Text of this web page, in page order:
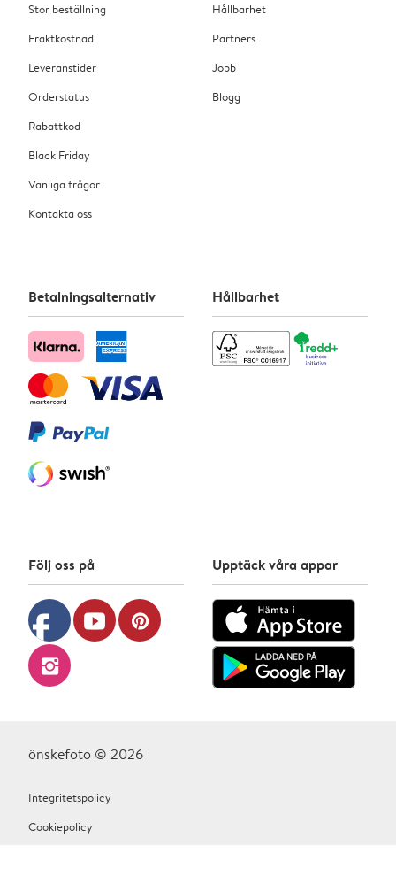
Stor beställning
Fraktkostnad
Leveranstider
Orderstatus
Rabattkod
Black Friday
Vanliga frågor
Kontakta oss
Hållbarhet
Partners
Jobb
Blogg
Betalningsalternativ Hållbarhet
Följ oss på
facebook youtube pinterest
instagram
Upptäck våra appar
önskefoto © 2026
Integritetspolicy
Cookiepolicy